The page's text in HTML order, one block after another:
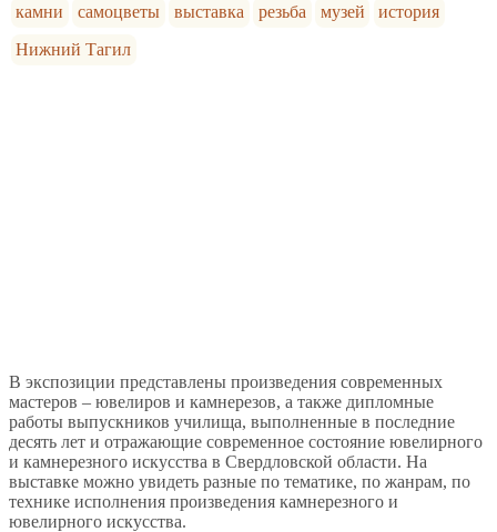
камни самоцветы выставка резьба музей
история
Нижний Тагил
В экспозиции представлены произведения современных
мастеров – ювелиров и камнерезов, а также дипломные
работы выпускников училища, выполненные в последние
десять лет и отражающие современное состояние ювелирного
и камнерезного искусства в Свердловской области. На
выставке можно увидеть разные по тематике, по жанрам, по
технике исполнения произведения камнерезного и
ювелирного искусства.